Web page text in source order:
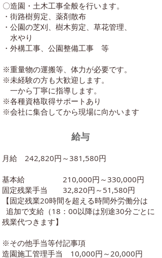
〇造園・土木工事全般を行います。
・街路樹剪定、薬剤散布
・公園の芝刈、樹木剪定、草花管理、
水やり
・外構工事、公園整備工事 等
※重量物の運搬等、体力が必要です。
※未経験の方も大歓迎します。
一から丁寧に指導します。
※各種資格取得サポートあり
​※会社に集合してから現場に向かいます
​給与
月給 242,820円～381,580円
基本給 210,000円～330,000円
固定残業手当 32,820円～51,580円
【固定残業20時間を超える時間外労働分は
追加で支給（18：00以降は別途30分ごとに
残業代つきます】
※その他手当等付記事項
造園施工管理手当 10,000円～20,000円